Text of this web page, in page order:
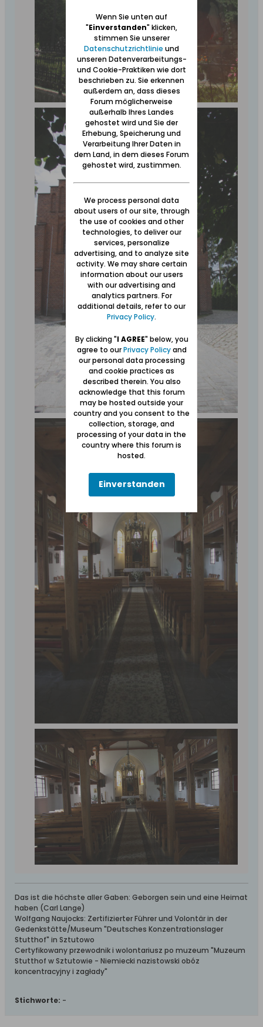
Das ist die höchste aller Gaben: Geborgen sein und eine Heimat
haben (Carl Lange)
Wolfgang Naujocks: Zertifizierter Führer und Volontär in der
Gedenkstätte/Museum "Deutsches Konzentrationslager
Stutthof" in Sztutowo
Certyfikowany przewodnik i wolontariusz po muzeum "Muzeum
Stutthof w Sztutowie - Niemiecki nazistowski obóz
koncentracyjny i zagłady"
Stichworte: -
Wenn Sie unten auf
"Einverstanden" klicken,
stimmen Sie unserer
Datenschutzrichtlinie und
unseren Datenverarbeitungs-
und Cookie-Praktiken wie dort
beschrieben zu. Sie erkennen
außerdem an, dass dieses
Forum möglicherweise
außerhalb Ihres Landes
gehostet wird und Sie der
Erhebung, Speicherung und
Verarbeitung Ihrer Daten in
dem Land, in dem dieses Forum
gehostet wird, zustimmen.
We process personal data
about users of our site, through
the use of cookies and other
technologies, to deliver our
services, personalize
advertising, and to analyze site
activity. We may share certain
information about our users
with our advertising and
analytics partners. For
additional details, refer to our
Privacy Policy.
By clicking "I AGREE" below, you
agree to ourPrivacy Policyand
our personal data processing
and cookie practices as
described therein. You also
acknowledge that this forum
may be hosted outside your
country and you consent to the
collection, storage, and
processing of your data in the
country where this forum is
hosted.
Einverstanden